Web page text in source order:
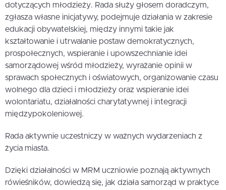
dotyczących młodzieży. Rada służy głosem doradczym,
zgłasza własne inicjatywy, podejmuje działania w zakresie
edukacji obywatelskiej, między innymi takie jak
kształtowanie i utrwalanie postaw demokratycznych,
prospołecznych, wspieranie i upowszechnianie idei
samorządowej wśród młodzieży, wyrażanie opinii w
sprawach społecznych i oświatowych, organizowanie czasu
wolnego dla dzieci i młodzieży oraz wspieranie idei
wolontariatu, działalności charytatywnej i integracji
międzypokoleniowej.
Rada aktywnie uczestniczy w ważnych wydarzeniach z
życia miasta.
Dzięki działalności w MRM uczniowie poznają aktywnych
rówieśników, dowiedzą się, jak działa samorząd w praktyce